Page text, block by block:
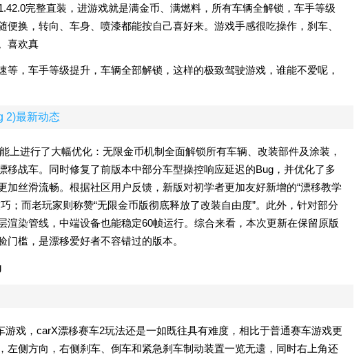
完整直装，进游戏就是满金币、满燃料，所有车辆全解锁，车手等级
换，转向、车身、喷漆都能按自己喜好来。游戏手感很吃操作，刹车、
喜欢真
，车手等级提升，车辆全部解锁，这样的极致驾驶游戏，谁能不爱呢，
2)最新动态
上进行了大幅优化：无限金币机制全面解锁所有车辆、改装部件及涂装，
移战车。同时修复了前版本中部分车型操控响应延迟的Bug，并优化了多
加丝滑流畅。根据社区用户反馈，新版对初学者更加友好新增的“漂移教学
；而老玩家则称赞“无限金币版彻底释放了改装自由度”。此外，针对部分
渲染管线，中端设备也能稳定60帧运行。综合来看，本次更新在保留原版
槛，是漂移爱好者不容错过的版本。
戏，carX漂移赛车2玩法还是一如既往具有难度，相比于普通赛车游戏更
左侧方向，右侧刹车、倒车和紧急刹车制动装置一览无遗，同时右上角还